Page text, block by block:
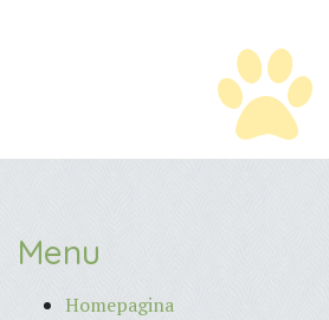
Menu
Homepagina